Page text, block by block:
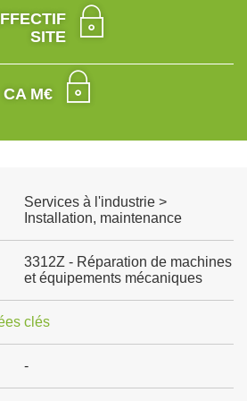
SITE
CA M€
Services à l'industrie >
Installation, maintenance
3312Z - Réparation de machines
et équipements mécaniques
clés
-